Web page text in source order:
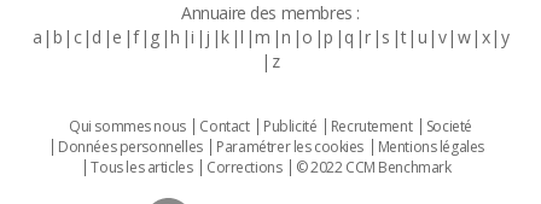
Annuaire des membres :
a b c d e f g h i j k l m n o p q r s t u v w x y
z
Qui sommes nous Contact Publicité Recrutement
Societé
Données personnelles
Paramétrer les cookies
Mentions légales
Tous les articles
Corrections © 2022 CCM Benchmark